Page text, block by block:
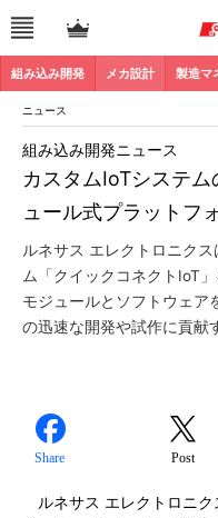
組み込み開発 メカ設計 製造マ
ニュース
カスタムIoTシステ
ュール式プラットフ
組み込み開発ニュース
ルネサス エレクトロニク
ム「クイックコネクトIoT
モジュールとソフトウェア
の迅速な開発や試作に貢献
Share Post
ルネサス エレクトロニク